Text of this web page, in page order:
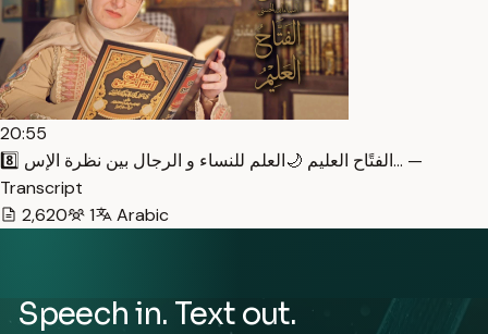
20:55
8️⃣ الفتًاح العليم 🌙العلم للنساء و الرجال بين نظرة الإس… —
Transcript
2,620
1 Arabic
Speech in. Text out.